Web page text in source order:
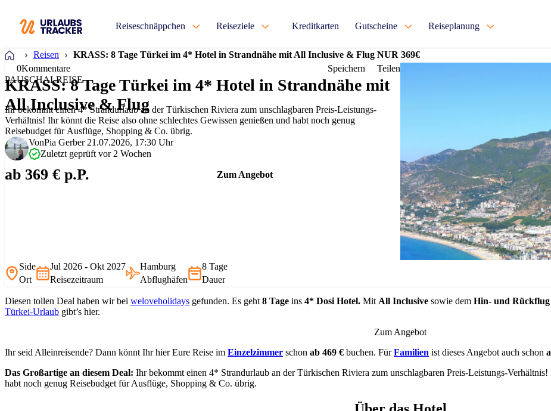
Reiseschnäppchen Reiseziele Kreditkarten Gutscheine Reiseplanung
Startseite
Reisen
KRASS: 8 Tage Türkei im 4* Hotel in Strandnähe mit All Inclusive & Flug NUR 369€
0Kommentare Speichern
Teilen
PAUSCHALREISE
KRASS: 8 Tage Türkei im 4* Hotel in Strandnähe mit
All Inclusive & Flug
Ihr bekommt einen 4* Strandurlaub an der Türkischen Riviera zum unschlagbaren Preis-Leistungs-
Verhältnis! Ihr könnt die Reise also ohne schlechtes Gewissen genießen und habt noch genug
Reisebudget für Ausflüge, Shopping & Co. übrig.
VonPia Gerber 21.07.2026, 17:30 Uhr
Zuletzt geprüft vor 2 Wochen
ab 369 € p.P. Zum Angebot
Side
Ort
Jul 2026 - Okt 2027
Reisezeitraum
Hamburg
Abflughäfen
8 Tage
Dauer
Diesen tollen Deal haben wir bei weloveholidays gefunden. Es geht 8 Tage ins 4* Dosi Hotel. Mit All Inclusive sowie dem Hin- und Rückflug
Türkei-Urlaub gibt’s hier.
Zum Angebot
Ihr seid Alleinreisende? Dann könnt Ihr hier Eure Reise im Einzelzimmer schon ab 469 € buchen. FürFamilien ist dieses Angebot auch schon
Das Großartige an diesem Deal: Ihr bekommt einen 4* Strandurlaub an der Türkischen Riviera zum unschlagbaren Preis-Leistungs-
habt noch genug Reisebudget für Ausflüge, Shopping & Co. übrig.